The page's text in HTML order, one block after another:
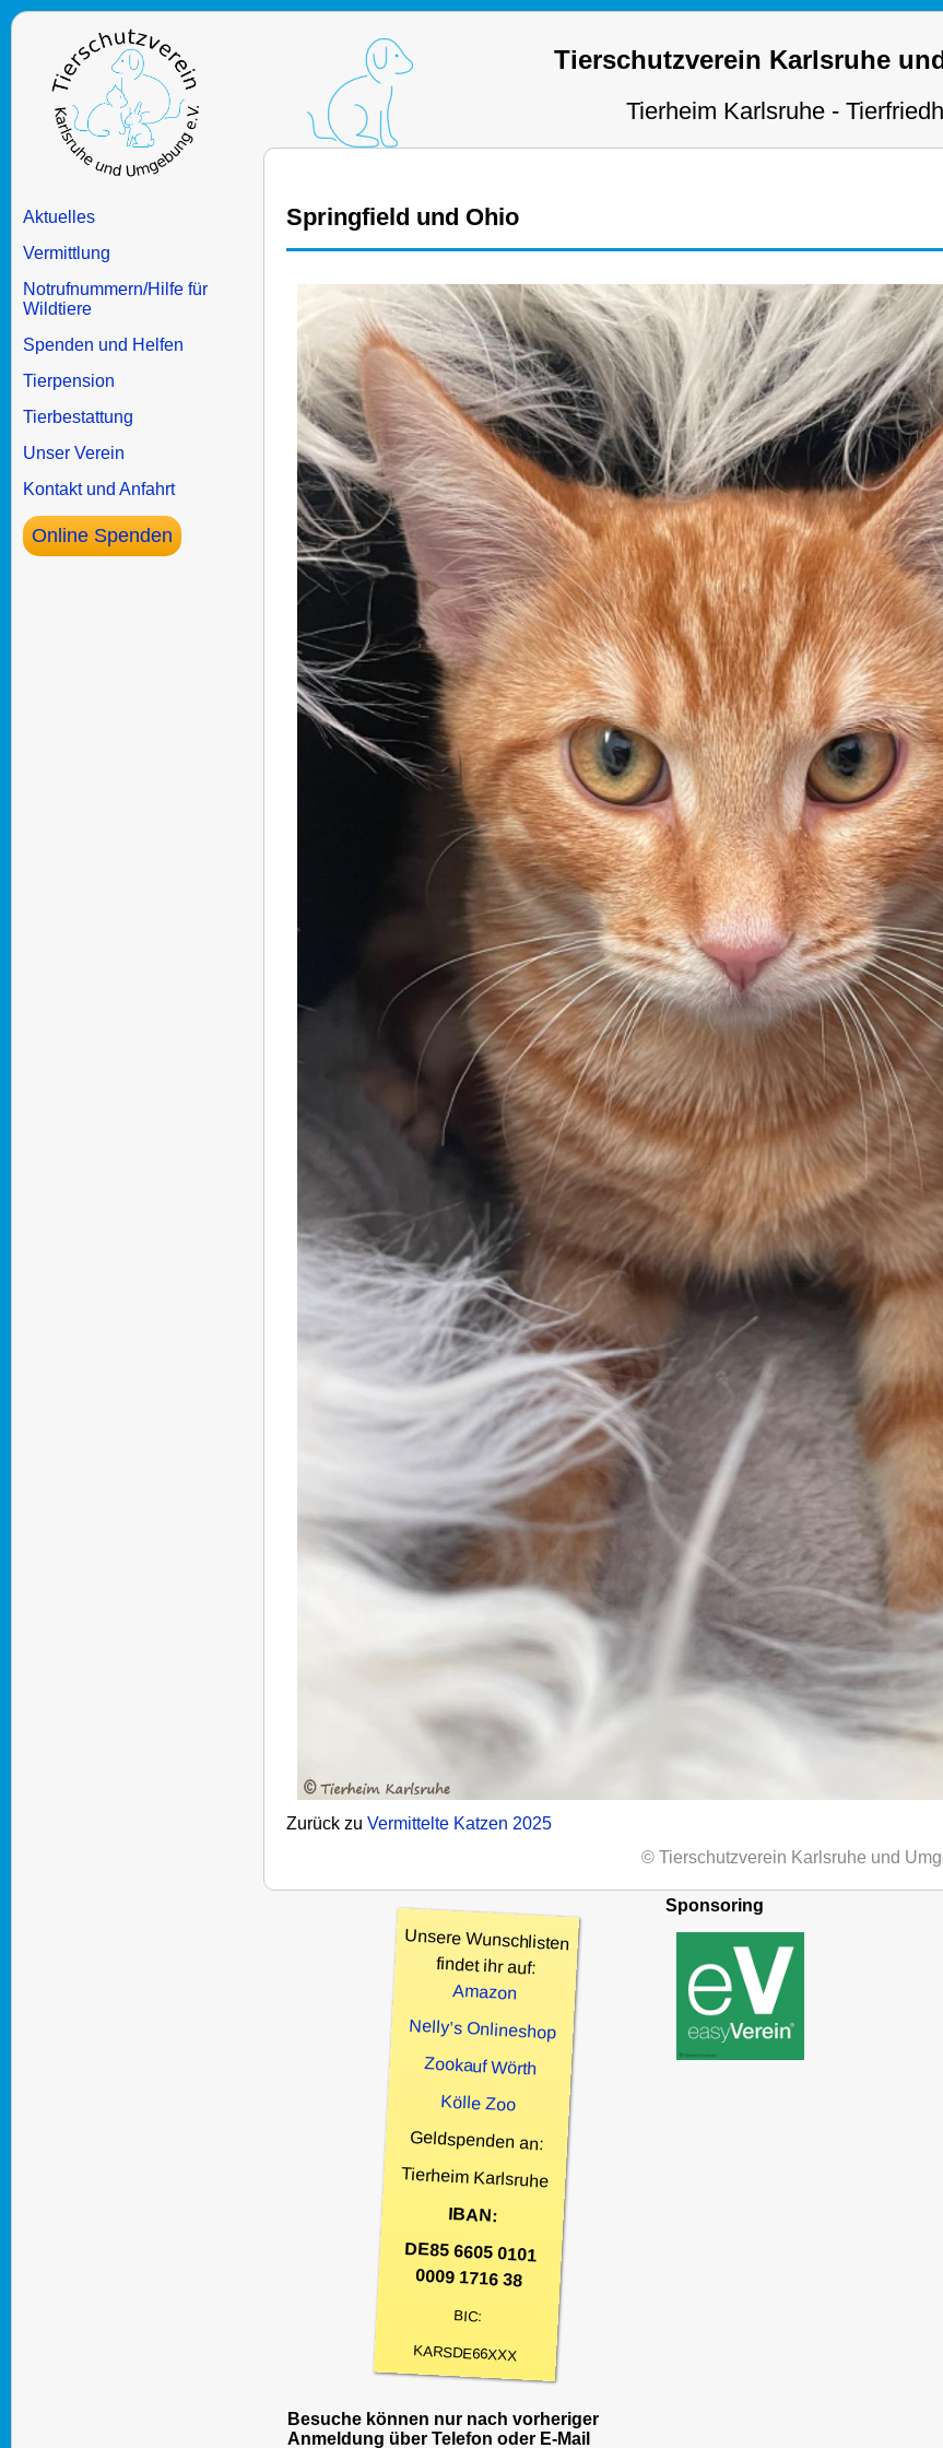
Tierschutzverein Karlsruhe
Tierheim Karlsruhe -
Aktuelles
Vermittlung
Notrufnummern/Hilfe für
Wildtiere
Spenden und Helfen
Tierpension
Tierbestattung
Unser Verein
Kontakt und Anfahrt
Online Spenden
Springfield und Ohio
Zurück zu Vermittelte Katzen 2025
© Tierschutzverein Karlsruhe und
Unsere Wunschlisten
findet ihr auf:
Amazon
Nelly’s Onlineshop
Zookauf Wörth
Kölle Zoo
Geldspenden an:
Tierheim Karlsruhe
IBAN:
DE85 6605 0101
0009 1716 38
BIC:
KARSDE66XXX
Besuche können nur nach vorheriger
Anmeldung über Telefon oder E-Mail
Sponsoring